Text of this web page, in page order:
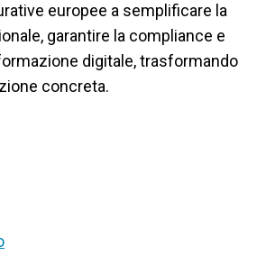
europee a semplificare la
garantire la compliance e
digitale, trasformando
concreta.